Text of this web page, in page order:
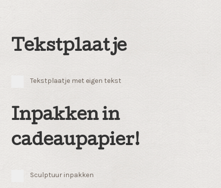
Tekstplaatje
Tekstplaatje met eigen tekst
Inpakken in
cadeaupapier!
Sculptuur inpakken